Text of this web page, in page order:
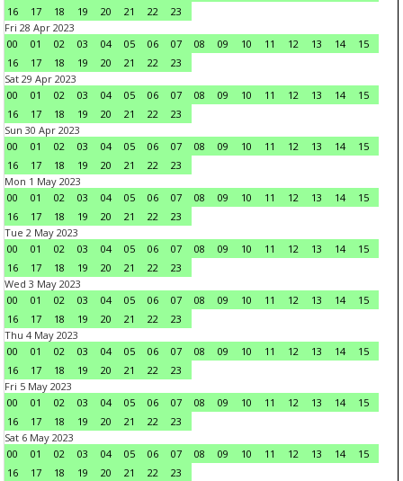
16
17 18 19 20 21 22
23
Fri 28 Apr 2023
00
01 02 03 04 05 06 07 08 09 10 11 12 13 14
15
16
17 18 19 20 21 22
23
Sat 29 Apr 2023
00
01 02 03 04 05 06 07 08 09 10 11 12 13 14
15
16
17 18 19 20 21 22
23
Sun 30 Apr 2023
00
01 02 03 04 05 06 07 08 09 10 11 12 13 14
15
16
17 18 19 20 21 22
23
Mon 1 May 2023
00
01 02 03 04 05 06 07 08 09 10 11 12 13 14
15
16
17 18 19 20 21 22
23
Tue 2 May 2023
00
01 02 03 04 05 06 07 08 09 10 11 12 13 14
15
16
17 18 19 20 21 22
23
Wed 3 May 2023
00
01 02 03 04 05 06 07 08 09 10 11 12 13 14
15
16
17 18 19 20 21 22
23
Thu 4 May 2023
00
01 02 03 04 05 06 07 08 09 10 11 12 13 14
15
16
17 18 19 20 21 22
23
Fri 5 May 2023
00
01 02 03 04 05 06 07 08 09 10 11 12 13 14
15
16
17 18 19 20 21 22
23
Sat 6 May 2023
00
01 02 03 04 05 06 07 08 09 10 11 12 13 14
15
16
17 18 19 20 21 22
23